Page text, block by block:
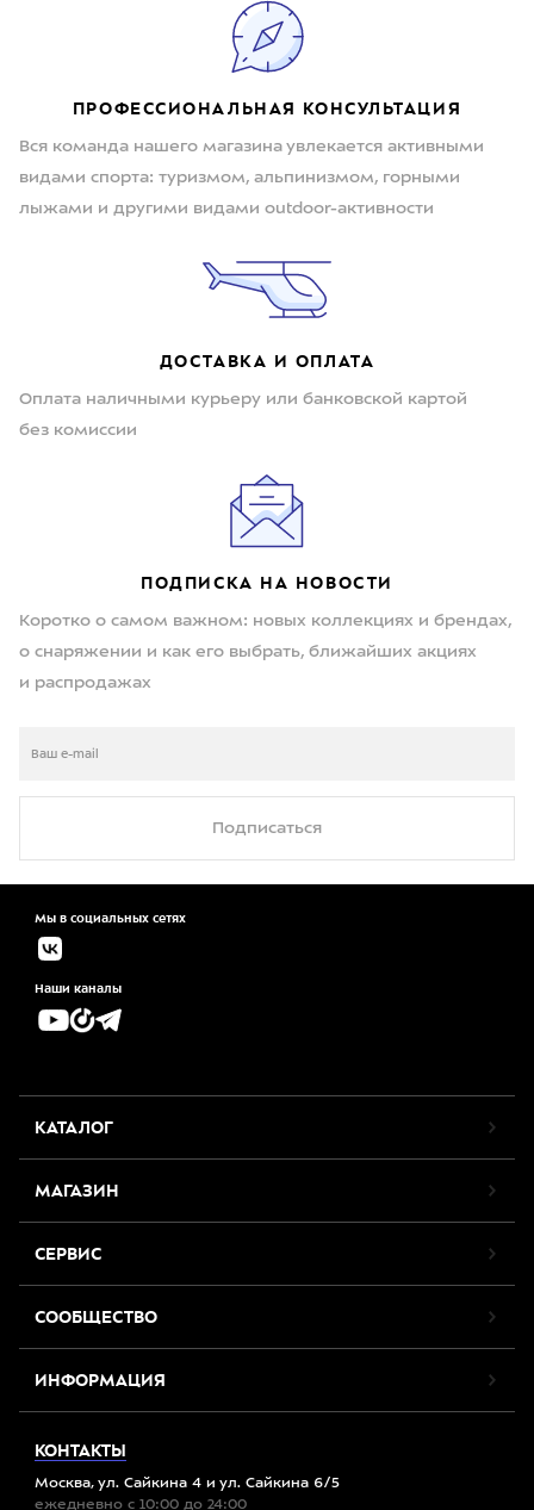
ПРОФЕССИОНАЛЬНАЯ КОНСУЛЬТАЦИЯ
Вся команда нашего магазина увлекается активными
видами спорта: туризмом, альпинизмом, горными
лыжами и другими видами outdoor-активности
ДОСТАВКА И ОПЛАТА
Оплата наличными курьеру или банковской картой
без комиссии
ПОДПИСКА НА НОВОСТИ
Коротко о самом важном: новых коллекциях и брендах,
о снаряжении и как его выбрать, ближайших акциях
и распродажах
Подписаться
Мы в социальных сетях
Наши каналы
КАТАЛОГ
МАГАЗИН
СЕРВИС
СООБЩЕСТВО
ИНФОРМАЦИЯ
КОНТАКТЫ
Москва, ул. Сайкина 4 и ул. Сайкина 6/5
ежедневно с 10:00 до 24:00